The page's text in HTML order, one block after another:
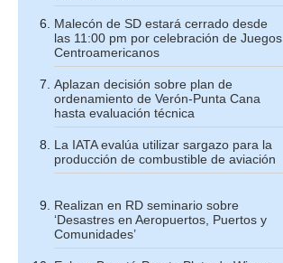
Malecón de SD estará cerrado desde
las 11:00 pm por celebración de Juegos
Centroamericanos
Aplazan decisión sobre plan de
ordenamiento de Verón-Punta Cana
hasta evaluación técnica
La IATA evalúa utilizar sargazo para la
producción de combustible de aviación
Realizan en RD seminario sobre
‘Desastres en Aeropuertos, Puertos y
Comunidades’